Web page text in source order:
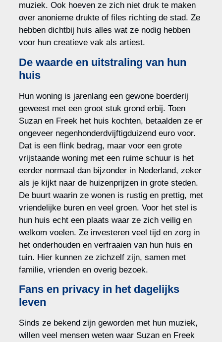
muziek. Ook hoeven ze zich niet druk te maken
over anonieme drukte of files richting de stad. Ze
hebben dichtbij huis alles wat ze nodig hebben
voor hun creatieve vak als artiest.
De waarde en uitstraling van hun
huis
Hun woning is jarenlang een gewone boerderij
geweest met een groot stuk grond erbij. Toen
Suzan en Freek het huis kochten, betaalden ze er
ongeveer negenhonderdvijftigduizend euro voor.
Dat is een flink bedrag, maar voor een grote
vrijstaande woning met een ruime schuur is het
eerder normaal dan bijzonder in Nederland, zeker
als je kijkt naar de huizenprijzen in grote steden.
De buurt waarin ze wonen is rustig en prettig, met
vriendelijke buren en veel groen. Voor het stel is
hun huis echt een plaats waar ze zich veilig en
welkom voelen. Ze investeren veel tijd en zorg in
het onderhouden en verfraaien van hun huis en
tuin. Hier kunnen ze zichzelf zijn, samen met
familie, vrienden en overig bezoek.
Fans en privacy in het dagelijks
leven
Sinds ze bekend zijn geworden met hun muziek,
willen veel mensen weten waar Suzan en Freek